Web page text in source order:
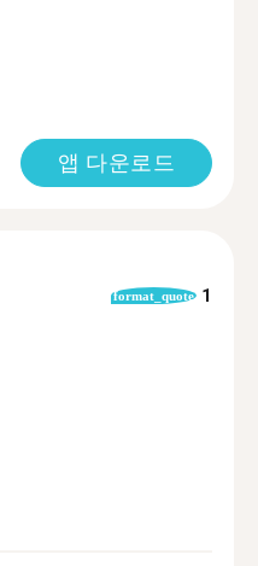
앱 다운로드
format_quote 1